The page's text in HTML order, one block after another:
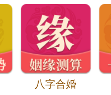
八字合婚